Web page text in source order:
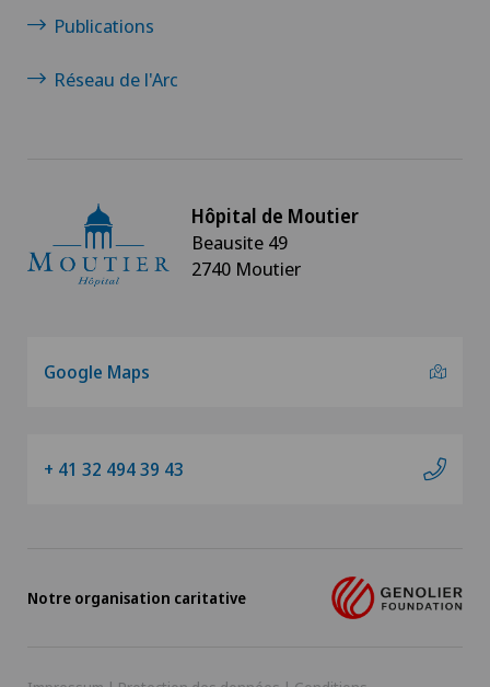
Publications
Réseau de l'Arc
Hôpital de Moutier
Beausite 49
2740 Moutier
Google Maps
+ 41 32 494 39 43
Notre organisation caritative